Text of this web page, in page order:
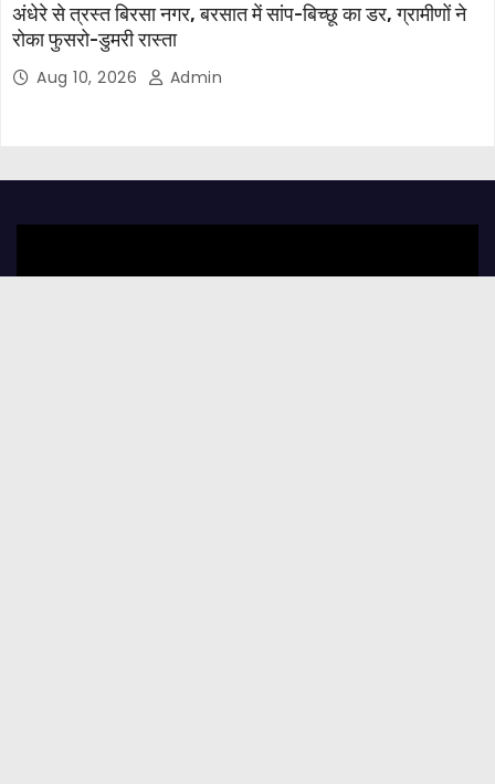
अंधेरे से त्रस्त बिरसा नगर, बरसात में सांप-बिच्छू का डर, ग्रामीणों ने
रोका फुसरो-डुमरी रास्ता
Aug 10, 2026 Admin